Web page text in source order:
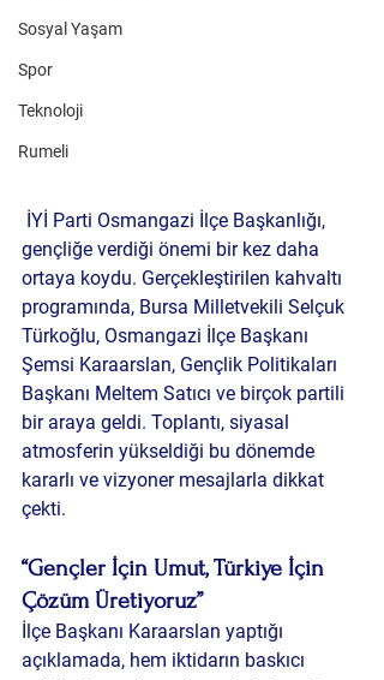
Sosyal Yaşam
Spor
Teknoloji
Rumeli
İYİ Parti Osmangazi İlçe Başkanlığı,
gençliğe verdiği önemi bir kez daha
ortaya koydu. Gerçekleştirilen kahvaltı
programında, Bursa Milletvekili Selçuk
Türkoğlu, Osmangazi İlçe Başkanı
Şemsi Karaarslan, Gençlik Politikaları
Başkanı Meltem Satıcı ve birçok partili
bir araya geldi. Toplantı, siyasal
atmosferin yükseldiği bu dönemde
kararlı ve vizyoner mesajlarla dikkat
çekti.
“Gençler İçin Umut, Türkiye İçin
Çözüm Üretiyoruz”
İlçe Başkanı Karaarslan yaptığı
açıklamada, hem iktidarın baskıcı